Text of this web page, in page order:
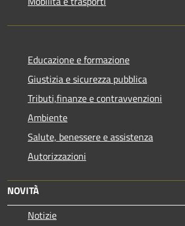
Educazione e formazione
Giustizia e sicurezza pubblica
Tributi,finanze e contravvenzioni
Ambiente
Salute, benessere e assistenza
Autorizzazioni
NOVITÀ
Notizie